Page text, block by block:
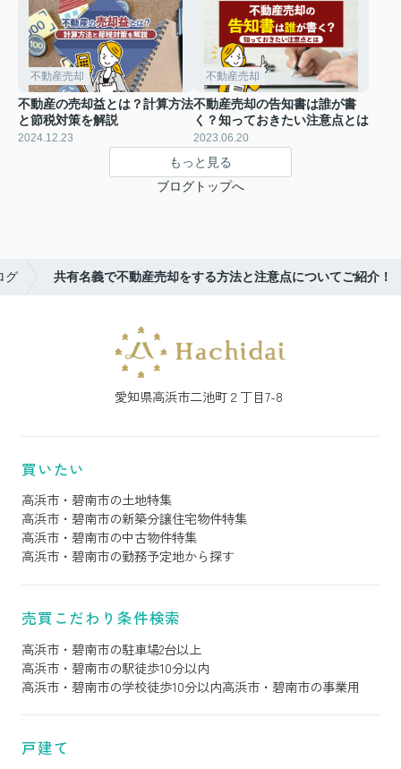
不動産売却
不動産の売却益とは？計算方法
と節税対策を解説
2024.12.23
不動産売却
不動産売却の告知書は誰が書
く？知っておきたい注意点とは
2023.06.20
もっと見る
ブログトップへ
グ 共有名義で不動産売却をする方法と注意点についてご紹介！
愛知県高浜市二池町２丁目7-8
買いたい
高浜市・碧南市の土地特集
高浜市・碧南市の新築分譲住宅物件特集
高浜市・碧南市の中古物件特集
高浜市・碧南市の勤務予定地から探す
売買こだわり条件検索
高浜市・碧南市の駐車場2台以上
高浜市・碧南市の駅徒歩10分以内
高浜市・碧南市の学校徒歩10分以内高浜市・碧南市の事業用
戸建て